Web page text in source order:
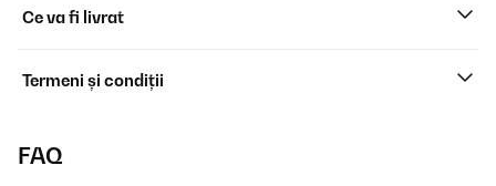
Ce va fi livrat
Termeni și condiții
FAQ